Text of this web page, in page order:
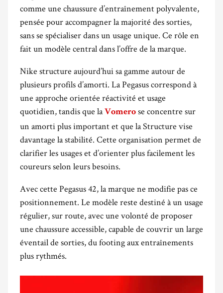
comme une chaussure d’entraînement polyvalente,
pensée pour accompagner la majorité des sorties,
sans se spécialiser dans un usage unique. Ce rôle en
fait un modèle central dans l’offre de la marque.
Nike structure aujourd’hui sa gamme autour de
plusieurs profils d’amorti. La Pegasus correspond à
une approche orientée réactivité et usage
quotidien, tandis que la Vomero se concentre sur
un amorti plus important et que la Structure vise
davantage la stabilité. Cette organisation permet de
clarifier les usages et d’orienter plus facilement les
coureurs selon leurs besoins.
Avec cette Pegasus 42, la marque ne modifie pas ce
positionnement. Le modèle reste destiné à un usage
régulier, sur route, avec une volonté de proposer
une chaussure accessible, capable de couvrir un large
éventail de sorties, du footing aux entraînements
plus rythmés.